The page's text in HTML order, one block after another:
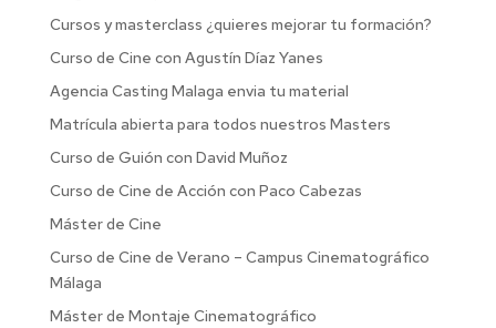
Cursos y masterclass ¿quieres mejorar tu formación?
Curso de Cine con Agustín Díaz Yanes
Agencia Casting Malaga envia tu material
Matrícula abierta para todos nuestros Masters
Curso de Guión con David Muñoz
Curso de Cine de Acción con Paco Cabezas
Máster de Cine
Curso de Cine de Verano – Campus Cinematográfico
Málaga
Máster de Montaje Cinematográfico